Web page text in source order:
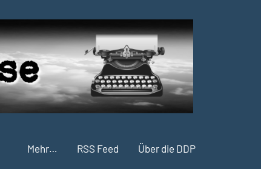
Mehr… RSS Feed Über die DDP